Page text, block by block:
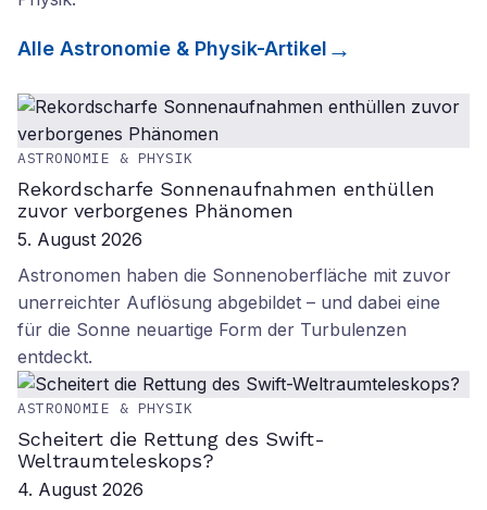
Alle Astronomie & Physik-Artikel
ASTRONOMIE & PHYSIK
Rekordscharfe Sonnenaufnahmen enthüllen
zuvor verborgenes Phänomen
5. August 2026
Astronomen haben die Sonnenoberfläche mit zuvor
unerreichter Auflösung abgebildet – und dabei eine
für die Sonne neuartige Form der Turbulenzen
entdeckt.
ASTRONOMIE & PHYSIK
Scheitert die Rettung des Swift-
Weltraumteleskops?
4. August 2026